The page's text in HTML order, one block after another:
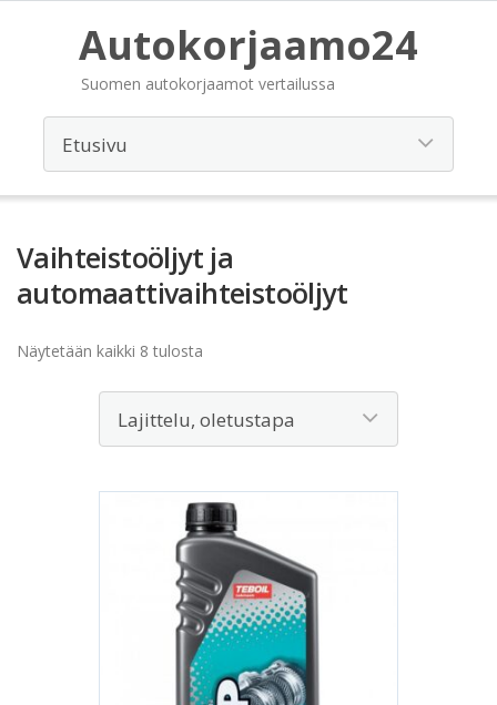
Autokorjaamo24
Suomen autokorjaamot vertailussa
Vaihteistoöljyt ja
automaattivaihteistoöljyt
Näytetään kaikki 8 tulosta